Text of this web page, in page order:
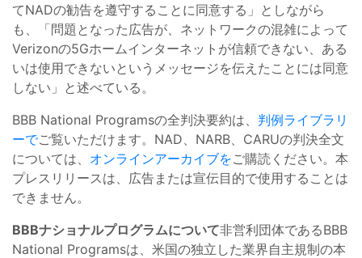
てNADの勧告を遵守することに同意する」としながら
も、「問題となった広告が、ネットワークの混雑によって
Verizonの5Gホームインターネットが信頼できない、ある
いは使用できないというメッセージを伝えたことには同意
しない」と述べている。
BBB National Programsの全判決要約は、 判例ライブラリ
ーでご覧いただけます。NAD、NARB、CARUの判決全文
については、 オンラインアーカイブをご購読ください。本
プレスリリースは、広告または宣伝目的で使用することは
できません。
BBBナショナルプログラムについて非営利団体であるBBB
National Programsは、米国の独立した業界自主規制の本